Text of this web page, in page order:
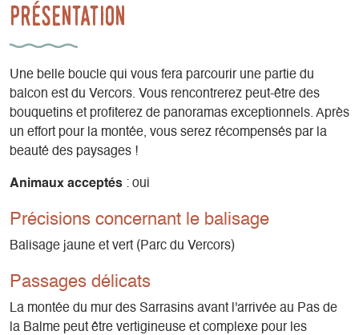
Présentation
Une belle boucle qui vous fera parcourir une partie du
balcon est du Vercors. Vous rencontrerez peut-être des
bouquetins et profiterez de panoramas exceptionnels. Après
un effort pour la montée, vous serez récompensés par la
beauté des paysages !
Animaux acceptés : oui
Précisions concernant le balisage
Balisage jaune et vert (Parc du Vercors)
Passages délicats
La montée du mur des Sarrasins avant l'arrivée au Pas de
la Balme peut être vertigineuse et complexe pour les